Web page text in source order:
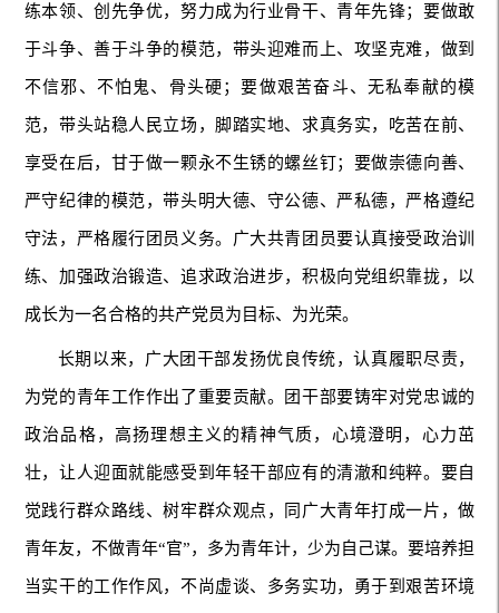
练本领、创先争优，努力成为行业骨干、青年先锋；要做敢
于斗争、善于斗争的模范，带头迎难而上、攻坚克难，做到
不信邪、不怕鬼、骨头硬；要做艰苦奋斗、无私奉献的模
范，带头站稳人民立场，脚踏实地、求真务实，吃苦在前、
享受在后，甘于做一颗永不生锈的螺丝钉；要做崇德向善、
严守纪律的模范，带头明大德、守公德、严私德，严格遵纪
守法，严格履行团员义务。广大共青团员要认真接受政治训
练、加强政治锻造、追求政治进步，积极向党组织靠拢，以
成长为一名合格的共产党员为目标、为光荣。
长期以来，广大团干部发扬优良传统，认真履职尽责，
为党的青年工作作出了重要贡献。团干部要铸牢对党忠诚的
政治品格，高扬理想主义的精神气质，心境澄明，心力茁
壮，让人迎面就能感受到年轻干部应有的清澈和纯粹。要自
觉践行群众路线、树牢群众观点，同广大青年打成一片，做
青年友，不做青年“官”，多为青年计，少为自己谋。要培养担
当实干的工作作风，不尚虚谈、多务实功，勇于到艰苦环境